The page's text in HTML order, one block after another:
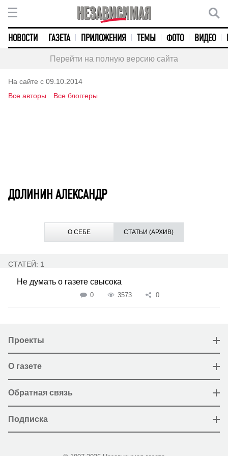
НОВОСТИ ГАЗЕТА ПРИЛОЖЕНИЯ ТЕМЫ ФОТО ВИДЕО
Перейти на полную версию сайта
На сайте с 09.10.2014
Все авторы
Все блоггеры
ДОЛИНИН АЛЕКСАНДР
О СЕБЕ СТАТЬИ (АРХИВ)
СТАТЕЙ: 1
Не думать о газете свысока
0 3573 0
Проекты
О газете
Обратная связь
Подписка